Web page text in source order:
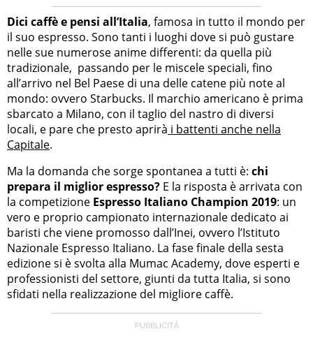
Dici caffè e pensi all’Italia, famosa in tutto il mondo per
il suo espresso. Sono tanti i luoghi dove si può gustare
nelle sue numerose anime differenti: da quella più
tradizionale, passando per le miscele speciali, fino
all’arrivo nel Bel Paese di una delle catene più note al
mondo: ovvero Starbucks. Il marchio americano è prima
sbarcato a Milano, con il taglio del nastro di diversi
locali, e pare che presto aprirà i battenti anche nella
Capitale.
Ma la domanda che sorge spontanea a tutti è: chi
prepara il miglior espresso? E la risposta è arrivata con
la competizione Espresso Italiano Champion 2019: un
vero e proprio campionato internazionale dedicato ai
baristi che viene promosso dall’Inei, ovvero l’Istituto
Nazionale Espresso Italiano. La fase finale della sesta
edizione si è svolta alla Mumac Academy, dove esperti e
professionisti del settore, giunti da tutta Italia, si sono
sfidati nella realizzazione del migliore caffè.